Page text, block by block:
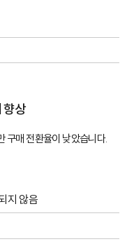
향상
구매 전환율이 낮았습니다.
지 않음